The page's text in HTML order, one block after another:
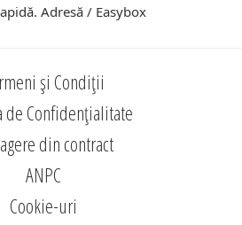
Adresă / Easybox
și Condiții
de Confidențialitate
din contract
ANPC
Cookie-uri